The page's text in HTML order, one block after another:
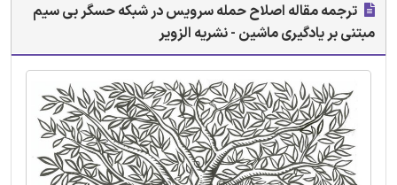
ترجمه مقاله اصلاح حمله سرویس در شبکه حسگر بی سیم
مبتنی بر یادگیری ماشین - نشریه الزویر